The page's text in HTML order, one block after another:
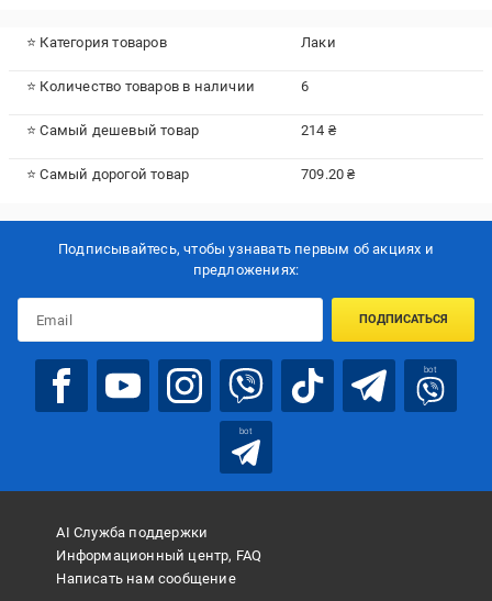
⭐ Категория товаров Лаки
⭐ Количество товаров в наличии 6
⭐ Самый дешевый товар 214 ₴
⭐ Самый дорогой товар 709.20 ₴
Подписывайтесь, чтобы узнавать первым об акцияx и
предложениях:
ПОДПИСАТЬСЯ
bot
bot
AI Служба поддержки
Информационный центр, FAQ
Написать нам сообщение